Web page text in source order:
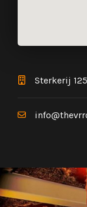
Sterkerij